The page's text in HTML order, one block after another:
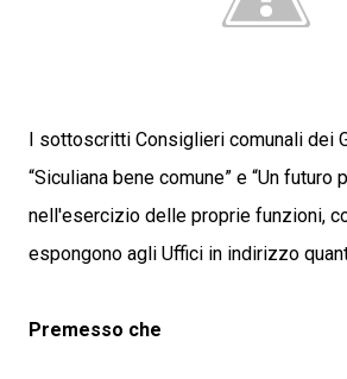
I sottoscritti Consiglieri comunali dei
“Siculiana bene comune” e “Un futuro
nell'esercizio delle proprie funzioni,
espongono agli Uffici in indirizzo
Premesso che